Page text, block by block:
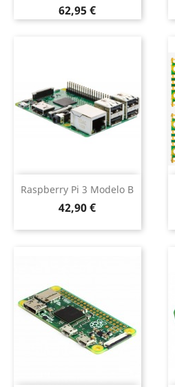
Preço
62,95 €
Raspberry Pi 3 Modelo B
Preço
42,90 €